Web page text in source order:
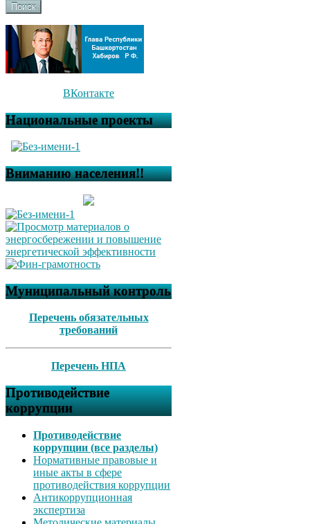
Поиск
ВКонтакте
Национальные проекты
Вниманию населения!!
Муниципальный контроль
Перечень обязательных
требований
Перечень НПА
Противодействие
коррупции
Противодействие
коррупции (все разделы)
Нормативные правовые и
иные акты в сфере
противодействия коррупции
Антикоррупционная
экспертиза